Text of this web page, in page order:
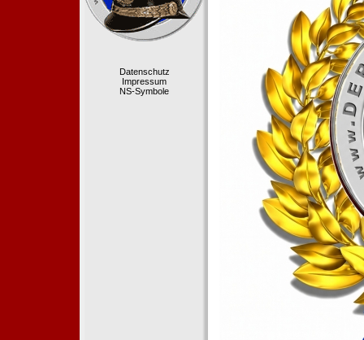
Datenschutz
Impressum
NS-Symbole